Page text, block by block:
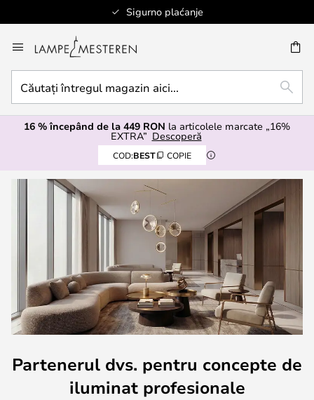
Sigurno plaćanje
la
Continut
întregul
magazin
aici...
16 % începând de la 449 RON la articolele marcate „16%
EXTRA” Descoperă
COD:BEST COPIE
Partenerul dvs. pentru concepte de
iluminat profesionale